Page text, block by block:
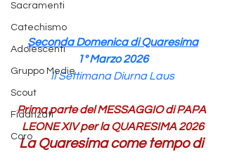
Sacramenti
Catechismo
Adolescenti
Gruppo Medie
Scout
Fidanzati
Coro
Seconda Domenica di Quaresima
1° Marzo 2026
II Settimana Diurna Laus
Prima parte del MESSAGGIO di PAPA
LEONE XIV per la QUARESIMA 2026
La Quaresima come tempo di